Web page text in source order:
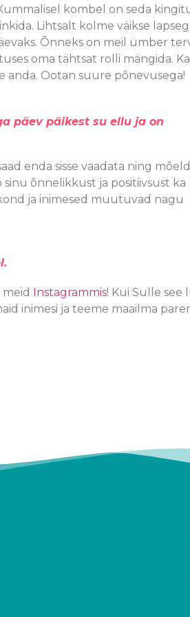
kombel on seda
Lihtsalt kolme väikse
Õnneks on meil ümber
oma tähtsat rolli mängida.
anda. Ootan suure põnevusega!
päev päikest su ellu ja on
enda sisse vaadata ning
sinu õnnelikkust ja positiivsust ka
ja inimesed muutuvad nagu
meid Instagrammis! Kui Sulle see
inimesi ja teeme maailma